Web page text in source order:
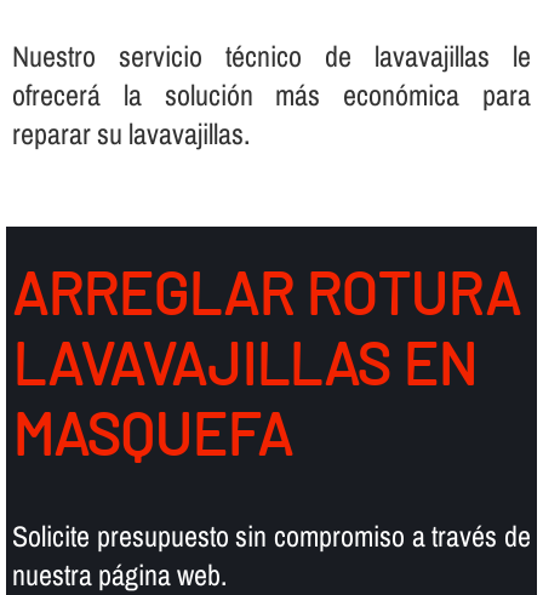
Nuestro servicio técnico de lavavajillas le
ofrecerá la solución más económica para
reparar su lavavajillas.
ARREGLAR ROTURA
LAVAVAJILLAS EN
MASQUEFA
Solicite presupuesto sin compromiso a través de
nuestra página web.